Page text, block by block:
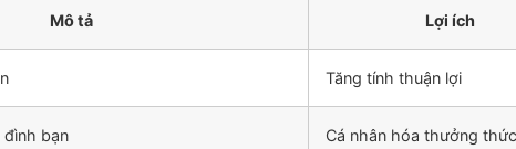
Mô tả Lợi ích
Tăng tính thuận lợi
đình bạn Cá nhân hóa thưởng thức